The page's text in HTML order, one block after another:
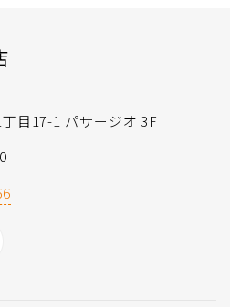
目17-1 パサージオ 3F